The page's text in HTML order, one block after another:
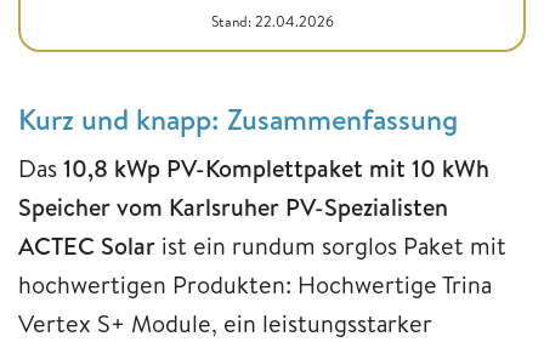
Stand: 22.04.2026
Kurz und knapp: Zusammenfassung
Das10,8 kWp PV-Komplettpaket mit 10 kWh
Speicher vom Karlsruher PV-Spezialisten
ACTEC Solar ist ein rundum sorglos Paket mit
hochwertigen Produkten: Hochwertige Trina
Vertex S+ Module, ein leistungsstarker